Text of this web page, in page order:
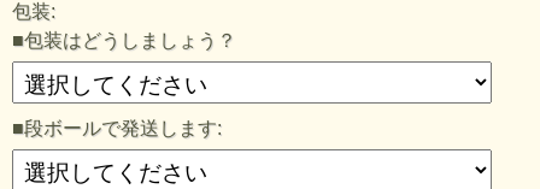
包装:
■包装はどうしましょう？
■段ボールで発送します: